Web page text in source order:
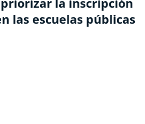
la inscripción
las escuelas públicas